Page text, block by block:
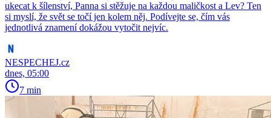
ukecat k šílenství, Panna si stěžuje na každou maličkost a Lev? Ten
si myslí, že svět se točí jen kolem něj. Podívejte se, čím vás
jednotlivá znamení dokážou vytočit nejvíc.
NESPECHEJ.cz
dnes, 05:00
7 min